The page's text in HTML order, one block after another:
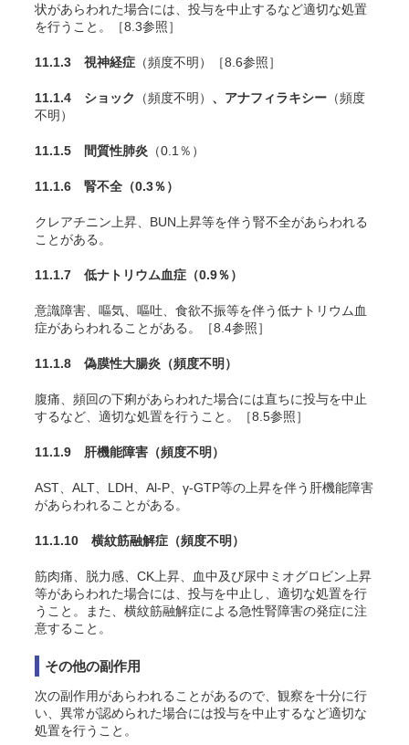
状があらわれた場合には、投与を中止するなど適切な処置
を行うこと。［8.3参照］
11.1.3 視神経症 （頻度不明）［8.6参照］
11.1.4 ショック （頻度不明） 、アナフィラキシー （頻度
不明）
11.1.5 間質性肺炎 （0.1％）
11.1.6 腎不全 （0.3％）
クレアチニン上昇、BUN上昇等を伴う腎不全があらわれる
ことがある。
11.1.7 低ナトリウム血症 （0.9％）
意識障害、嘔気、嘔吐、食欲不振等を伴う低ナトリウム血
症があらわれることがある。［8.4参照］
11.1.8 偽膜性大腸炎 （頻度不明）
腹痛、頻回の下痢があらわれた場合には直ちに投与を中止
するなど、適切な処置を行うこと。［8.5参照］
11.1.9 肝機能障害 （頻度不明）
AST、ALT、LDH、Al-P、γ-GTP等の上昇を伴う肝機能障害
があらわれることがある。
11.1.10 横紋筋融解症 （頻度不明）
筋肉痛、脱力感、CK上昇、血中及び尿中ミオグロビン上昇
等があらわれた場合には、投与を中止し、適切な処置を行
うこと。また、横紋筋融解症による急性腎障害の発症に注
意すること。
その他の副作用
次の副作用があらわれることがあるので、観察を十分に行
い、異常が認められた場合には投与を中止するなど適切な
処置を行うこと。